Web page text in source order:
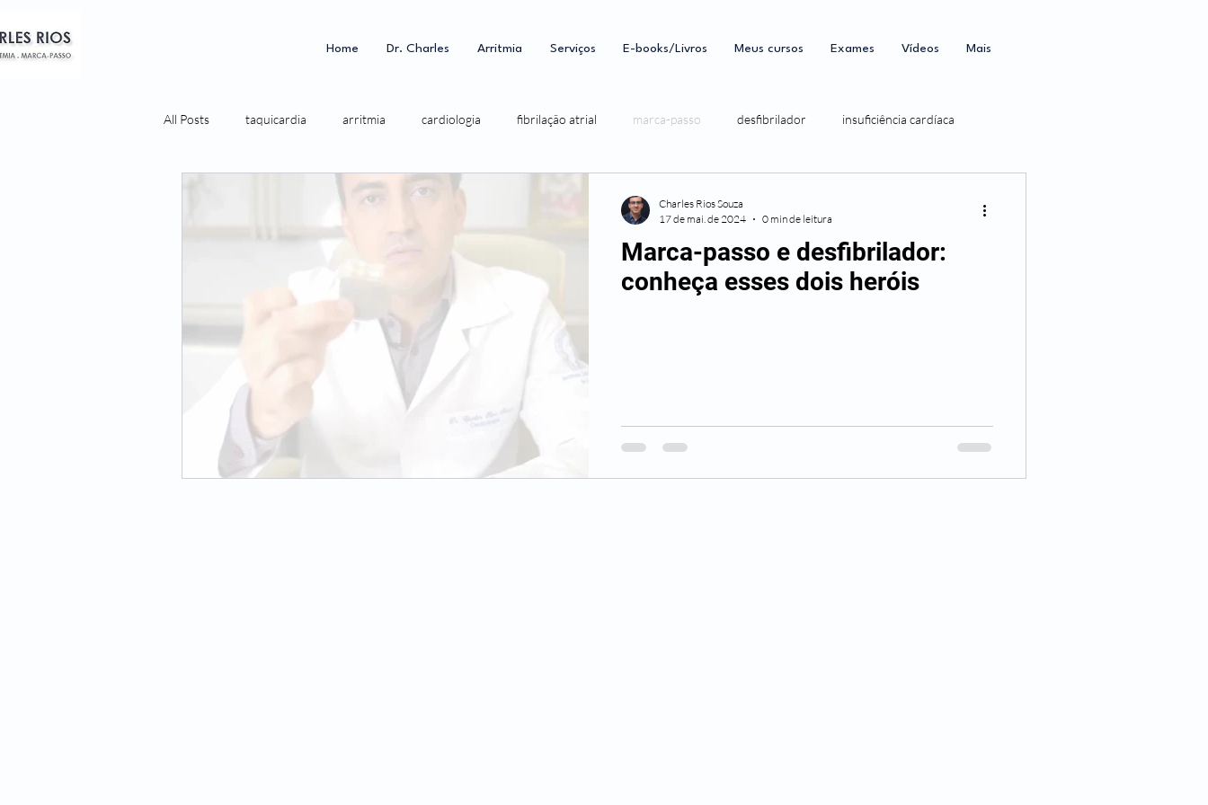
Home Dr. Charles Arritmia Serviços E-books/Livros Meus cursos Exames Vídeos Mais
All Posts taquicardia arritmia cardiologia fibrilação atrial marca-passo desfibrilador insuficiência cardíaca
Marca-passo e desfibrilador:
conheça esses dois heróis
Charles Rios Souza
17 de mai. de 2024
0 min de leitura